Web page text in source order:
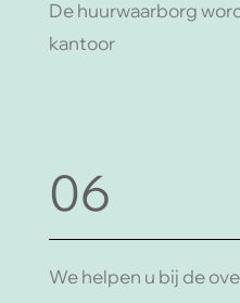
De huurwaarborg
kantoor
06
We helpen u bij de